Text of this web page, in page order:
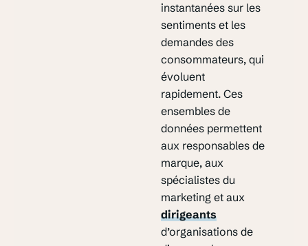
instantanées sur les
sentiments et les
demandes des
consommateurs, qui
évoluent
rapidement. Ces
ensembles de
données permettent
aux responsables de
marque, aux
spécialistes du
marketing et aux
dirigeants
d’organisations de